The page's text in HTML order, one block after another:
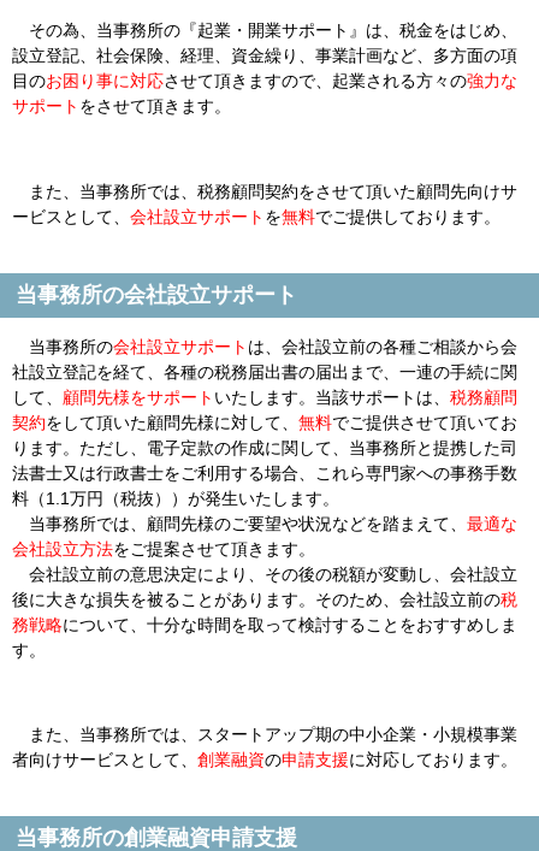
その為、当事務所の『起業・開業サポート』は、税金をはじめ、
設立登記、社会保険、経理、資金繰り、事業計画など、多方面の項
目のお困り事に対応させて頂きますので、起業される方々の強力な
サポート をさせて頂きます。
また、当事務所では、税務顧問契約をさせて頂いた顧問先向けサ
ービスとして、 会社設立サポート を無料でご提供しております。
当事務所の会社設立サポート
当事務所の会社設立サポート は、会社設立前の各種ご相談から会
社設立登記を経て、各種の税務届出書の届出まで、一連の手続に関
して、 顧問先様をサポート いたします。当該サポートは、 税務顧問
契約をして頂いた顧問先様に対して、 無料でご提供させて頂いてお
ります。ただし、電子定款の作成に関して、当事務所と提携した司
法書士又は行政書士をご利用する場合、これら専門家への事務手数
料（1.1万円（税抜））が発生いたします。
当事務所では、顧問先様のご要望や状況などを踏まえて、 最適な
会社設立方法をご提案させて頂きます。
会社設立前の意思決定により、その後の税額が変動し、会社設立
後に大きな損失を被ることがあります。そのため、会社設立前の税
務戦略について、十分な時間を取って検討することをおすすめしま
す。
また、当事務所では、スタートアップ期の中小企業・小規模事業
者向けサービスとして、 創業融資の申請支援に対応しております。
当事務所の創業融資申請支援